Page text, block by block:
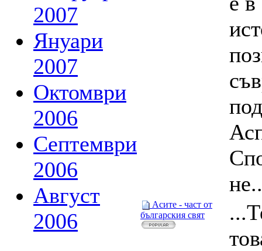
2007
Януари
2007
Октомври
2006
Септември
2006
Август
2006
Асите - част от
българския свят